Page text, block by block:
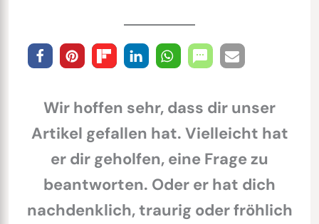
Wir hoffen sehr, dass dir unser
Artikel gefallen hat. Vielleicht hat
er dir geholfen, eine Frage zu
beantworten. Oder er hat dich
nachdenklich, traurig oder fröhlich